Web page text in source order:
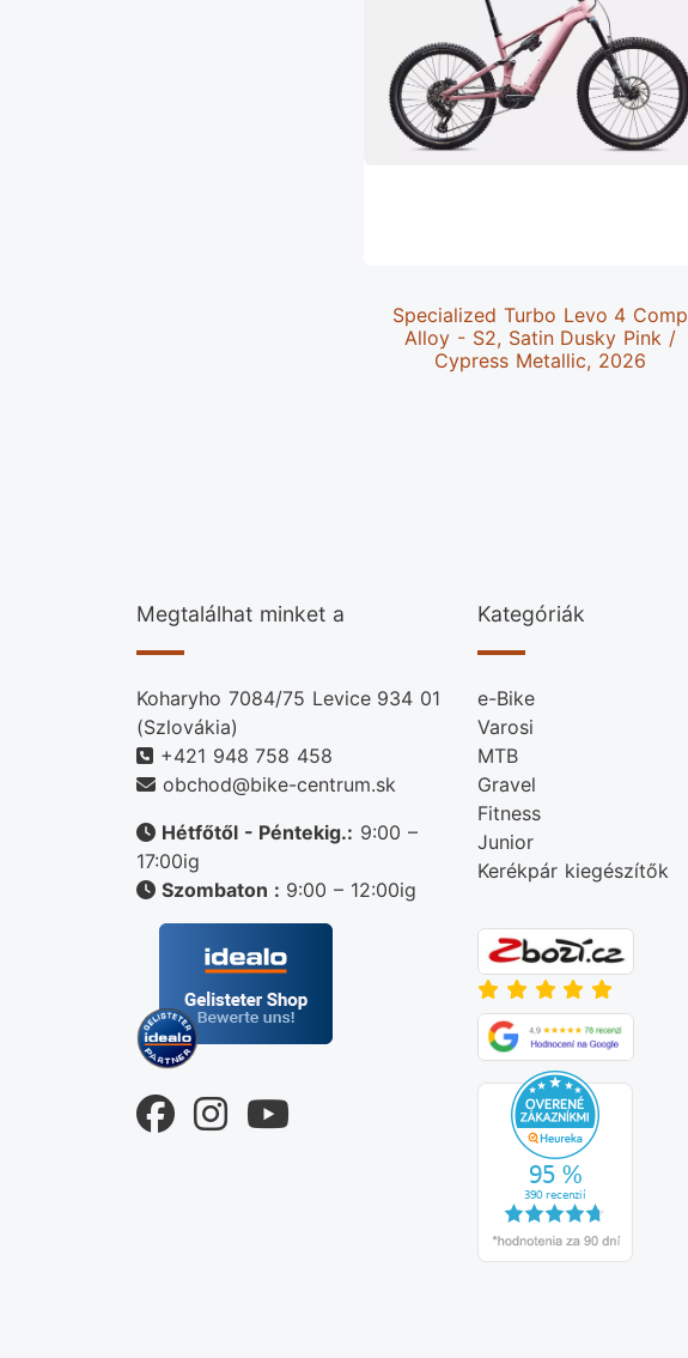
Specialized Turbo Levo 4 Comp
Alloy - S2, Satin Dusky Pink /
Cypress Metallic, 2026
Megtalálhat minket a
Koharyho 7084/75 Levice 934 01
(Szlovákia)
+421 948 758 458
obchod@bike-centrum.sk
Hétfőtől - Péntekig.: 9:00 –
17:00ig
Szombaton : 9:00 – 12:00ig
Kategóriák
e-Bike
Varosi
MTB
Gravel
Fitness
Junior
Kerékpár kiegészítők